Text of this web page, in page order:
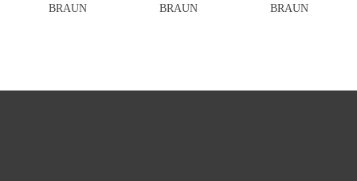
BRAUN
BRAUN
BRAUN